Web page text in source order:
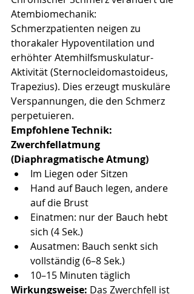
Atembiomechanik:
Schmerzpatienten neigen zu
thorakaler Hypoventilation und
erhöhter Atemhilfsmuskulatur-
Aktivität (Sternocleidomastoideus,
Trapezius). Dies erzeugt muskuläre
Verspannungen, die den Schmerz
perpetuieren.
Empfohlene Technik:
Zwerchfellatmung
(Diaphragmatische Atmung)
Im Liegen oder Sitzen
Hand auf Bauch legen, andere
auf die Brust
Einatmen: nur der Bauch hebt
sich (4 Sek.)
Ausatmen: Bauch senkt sich
vollständig (6–8 Sek.)
10–15 Minuten täglich
Wirkungsweise: Das Zwerchfell ist